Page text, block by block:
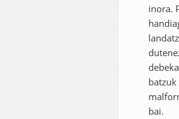
inora.
bai.